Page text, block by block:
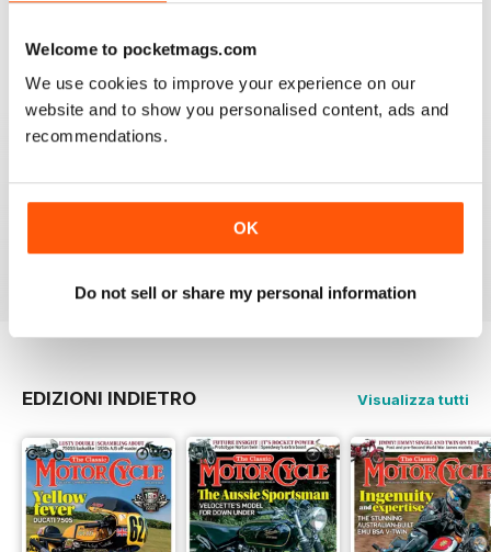
Welcome to pocketmags.com
We use cookies to improve your experience on our
website and to show you personalised content, ads and
recommendations.
OK
Do not sell or share my personal information
Great magazine . Maby more aricles about veteran
EDIZIONI INDIETRO Visualizza tutti